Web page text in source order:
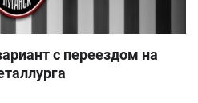
с переездом на